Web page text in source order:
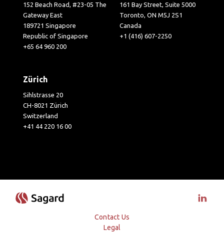
152 Beach Road, #23-05 The
Gateway East
189721 Singapore
Republic of Singapore
+65 64 960 200
161 Bay Street, Suite 5000
Toronto, ON M5J 2S1
Canada
+1 (416) 607-2250
Zürich
Sihlstrasse 20
CH-8021 Zürich
Switzerland
+41 44 220 16 00
Contact Us
Legal